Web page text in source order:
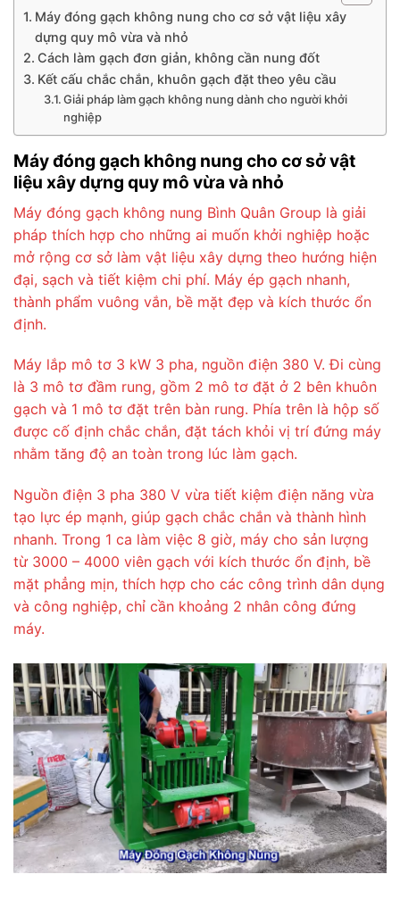
Máy đóng gạch không nung cho cơ sở vật liệu xây
dựng quy mô vừa và nhỏ
Cách làm gạch đơn giản, không cần nung đốt
Kết cấu chắc chắn, khuôn gạch đặt theo yêu cầu
Giải pháp làm gạch không nung dành cho người khởi
nghiệp
Máy đóng gạch không nung cho cơ sở vật
liệu xây dựng quy mô vừa và nhỏ
Máy đóng gạch không nung Bình Quân Group là giải
pháp thích hợp cho những ai muốn khởi nghiệp hoặc
mở rộng cơ sở làm vật liệu xây dựng theo hướng hiện
đại, sạch và tiết kiệm chi phí. Máy ép gạch nhanh,
thành phẩm vuông vắn, bề mặt đẹp và kích thước ổn
định.
Máy lắp mô tơ 3 kW 3 pha, nguồn điện 380 V. Đi cùng
là 3 mô tơ đầm rung, gồm 2 mô tơ đặt ở 2 bên khuôn
gạch và 1 mô tơ đặt trên bàn rung. Phía trên là hộp số
được cố định chắc chắn, đặt tách khỏi vị trí đứng máy
nhằm tăng độ an toàn trong lúc làm gạch.
Nguồn điện 3 pha 380 V vừa tiết kiệm điện năng vừa
tạo lực ép mạnh, giúp gạch chắc chắn và thành hình
nhanh. Trong 1 ca làm việc 8 giờ, máy cho sản lượng
từ 3000 – 4000 viên gạch với kích thước ổn định, bề
mặt phẳng mịn, thích hợp cho các công trình dân dụng
và công nghiệp, chỉ cần khoảng 2 nhân công đứng
máy.